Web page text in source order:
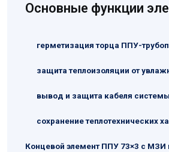
Основные функции
герметизация торца ППУ-
защита теплоизоляции от
вывод и защита кабеля
сохранение теплотехнических
Концевой элемент ППУ 73×3 с